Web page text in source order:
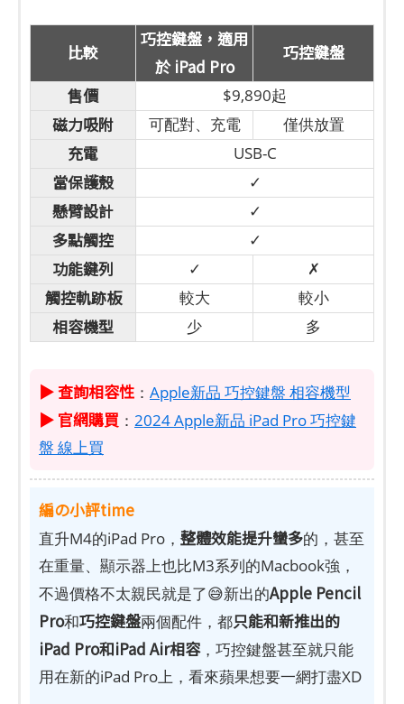
比較
巧控鍵盤，適用
於 iPad Pro
巧控鍵盤
售價
$9,890起
磁力吸附 可配對、充電 僅供放置
充電 USB-C
當保護殼 ✓
懸臂設計 ✓
多點觸控 ✓
功能鍵列 ✓ ✗
觸控軌跡板 較大 較小
相容機型 少 多
▶ 查詢相容性 ： Apple新品 巧控鍵盤 相容機型
▶ 官網購買 ： 2024 Apple新品 iPad Pro 巧控鍵
盤 線上買
編の小評time
直升M4的iPad Pro， 整體效能提升蠻多的，甚至
在重量、顯示器上也比M3系列的Macbook強，
不過價格不太親民就是了😅新出的Apple Pencil
Pro和巧控鍵盤兩個配件，都只能和新推出的
iPad Pro和iPad Air相容，巧控鍵盤甚至就只能
用在新的iPad Pro上，看來蘋果想要一網打盡XD